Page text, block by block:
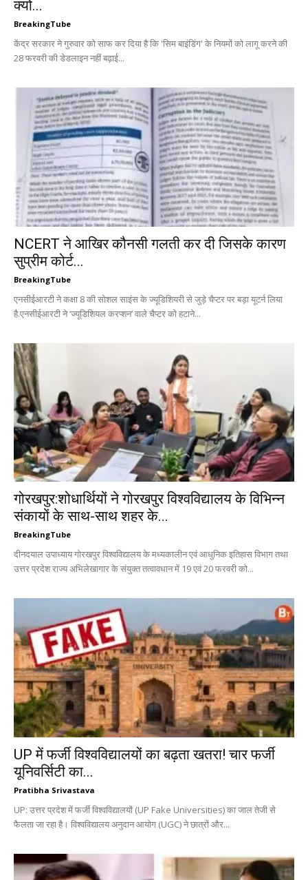
क्यों...
BreakingTube
केंद्र सरकार ने गुरुवार को साफ कर दिया है कि 'सिम बाइंडिंग' के नियमों को लागू करने की
28 फरवरी की डेडलाइन नहीं बढ़ाई...
NCERT ने आखिर कौनसी गलती कर दी जिसके कारण
सुप्रीम कोर्ट...
BreakingTube
एनसीईआरटी ने कक्षा 8 की सोशल साइंस के ज्यूडिशियरी से जुड़े चैप्टर पर बड़ा यूटर्न लिया
है.एनसीईआरटी ने ‘ज्यूडिशियल करप्शन’ वाले चैप्टर को हटाने...
गोरखपुर:शोधार्थियों ने गोरखपुर विश्वविद्यालय के विभिन्न
संकायों के साथ-साथ शहर के...
BreakingTube
दीनदयाल उपाध्याय गोरखपुर विश्वविद्यालय के मध्यकालीन एवं आधुनिक इतिहास विभाग तथा
उत्तर प्रदेश राज्य अभिलेखागार के संयुक्त तत्वावधान में 19 एवं 20 फरवरी को...
UP में फर्जी विश्वविद्यालयों का बढ़ता खतरा! चार फर्जी
यूनिवर्सिटी का...
Pratibha Srivastava
UP: उत्तर प्रदेश में फर्जी विश्वविद्यालयों (UP Fake Universities) का जाल तेजी से
फैलता जा रहा है। विश्वविद्यालय अनुदान आयोग (UGC) ने छात्रों और...